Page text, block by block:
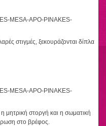
στιγμές, ξεκουράζονται δίπλα
μητρική στοργή και η σωματική
στο βρέφος.